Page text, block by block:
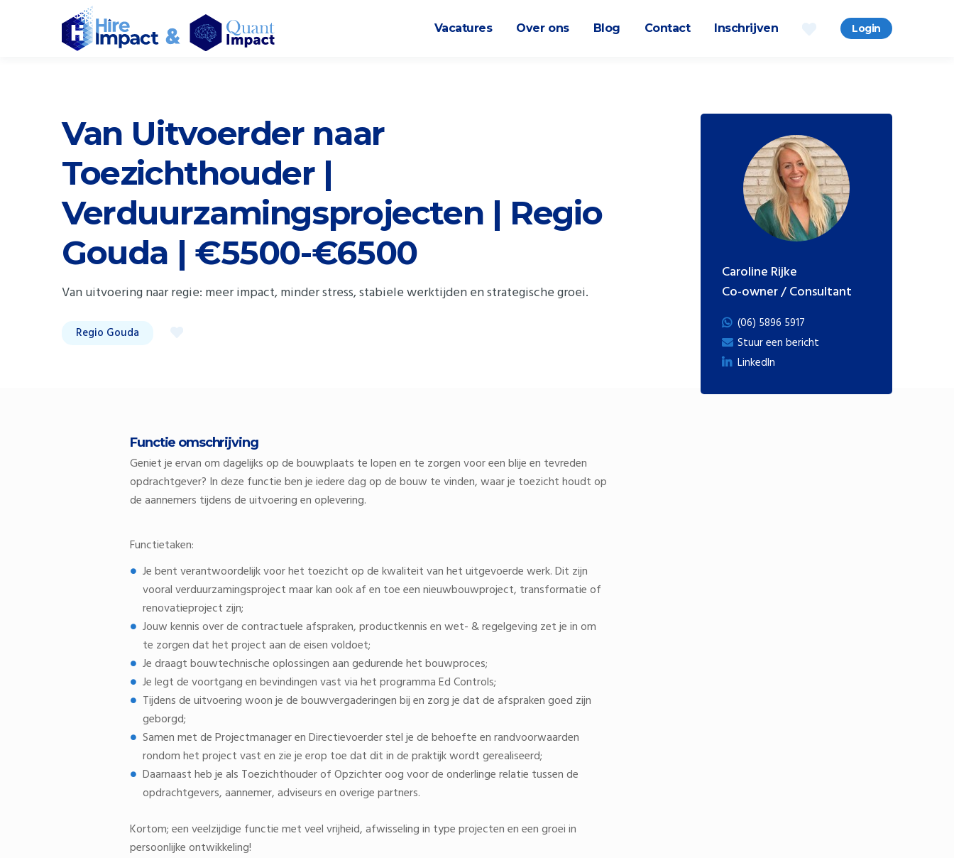
Vacatures Over ons Blog Contact Inschrijven Login
Van Uitvoerder naar
Toezichthouder |
Verduurzamingsprojecten | Regio
Gouda | €5500-€6500
Van uitvoering naar regie: meer impact, minder stress, stabiele werktijden en strategische groei.
Regio Gouda
Functie omschrijving
Geniet je ervan om dagelijks op de bouwplaats te lopen en te zorgen voor een blije en tevreden
opdrachtgever? In deze functie ben je iedere dag op de bouw te vinden, waar je toezicht houdt op
de aannemers tijdens de uitvoering en oplevering.
Functietaken:
Je bent verantwoordelijk voor het toezicht op de kwaliteit van het uitgevoerde werk. Dit zijn
vooral verduurzamingsproject maar kan ook af en toe een nieuwbouwproject, transformatie of
renovatieproject zijn;
Jouw kennis over de contractuele afspraken, productkennis en wet- & regelgeving zet je in om
te zorgen dat het project aan de eisen voldoet;
Je draagt bouwtechnische oplossingen aan gedurende het bouwproces;
Je legt de voortgang en bevindingen vast via het programma Ed Controls;
Tijdens de uitvoering woon je de bouwvergaderingen bij en zorg je dat de afspraken goed zijn
geborgd;
Samen met de Projectmanager en Directievoerder stel je de behoefte en randvoorwaarden
rondom het project vast en zie je erop toe dat dit in de praktijk wordt gerealiseerd;
Daarnaast heb je als Toezichthouder of Opzichter oog voor de onderlinge relatie tussen de
opdrachtgevers, aannemer, adviseurs en overige partners.
Kortom; een veelzijdige functie met veel vrijheid, afwisseling in type projecten en een groei in
persoonlijke ontwikkeling!
Caroline Rijke
Co-owner / Consultant
(06) 5896 5917
Stuur een bericht
LinkedIn